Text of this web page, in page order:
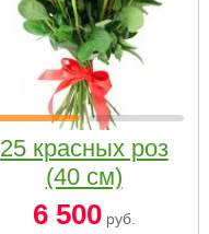
25 красных роз
(40 см)
6 500руб.